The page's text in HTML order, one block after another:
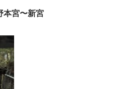
本宮〜新宮